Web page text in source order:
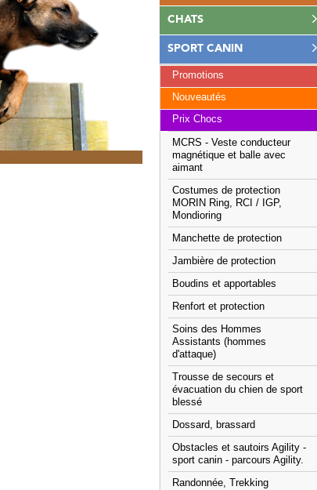
CHATS
SPORT CANIN
Promotions
Nouveautés
Prix Chocs
MCRS - Veste conducteur
magnétique et balle avec
aimant
Costumes de protection
MORIN Ring, RCI / IGP,
Mondioring
Manchette de protection
Jambière de protection
Boudins et apportables
Renfort et protection
Soins des Hommes
Assistants (hommes
d'attaque)
Trousse de secours et
évacuation du chien de sport
blessé
Dossard, brassard
Obstacles et sautoirs Agility -
sport canin - parcours Agility.
Randonnée, Trekking